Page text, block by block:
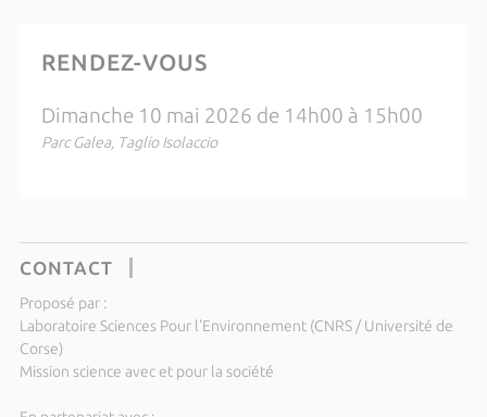
RENDEZ-VOUS
Dimanche 10 mai 2026 de 14h00 à 15h00
Parc Galea, Taglio Isolaccio
CONTACT
Proposé par :
Laboratoire Sciences Pour l'Environnement (CNRS / Université de
Corse)
Mission science avec et pour la société